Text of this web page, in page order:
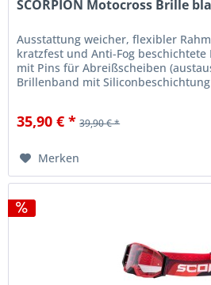
SCORPION Motocross Brille
Ausstattung weicher, flexibler
kratzfest und Anti-Fog beschichtete
mit Pins für Abreißscheiben
Brillenband mit
35,90 € * 39,90 € *
Merken